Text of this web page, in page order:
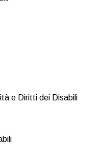
e Diritti dei Disabili